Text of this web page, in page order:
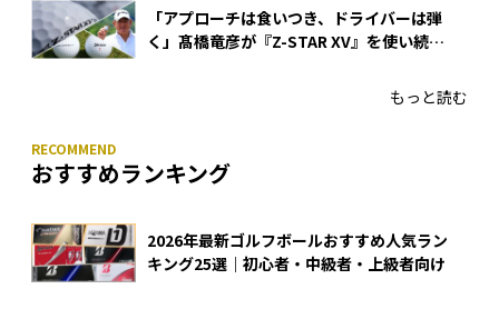
「アプローチは食いつき、ドライバーは弾
く」髙橋竜彦が『Z-STAR XV』を使い続け
もっと読む
おすすめランキング
2026年最新ゴルフボールおすすめ人気ラン
キング25選｜初心者・中級者・上級者向け